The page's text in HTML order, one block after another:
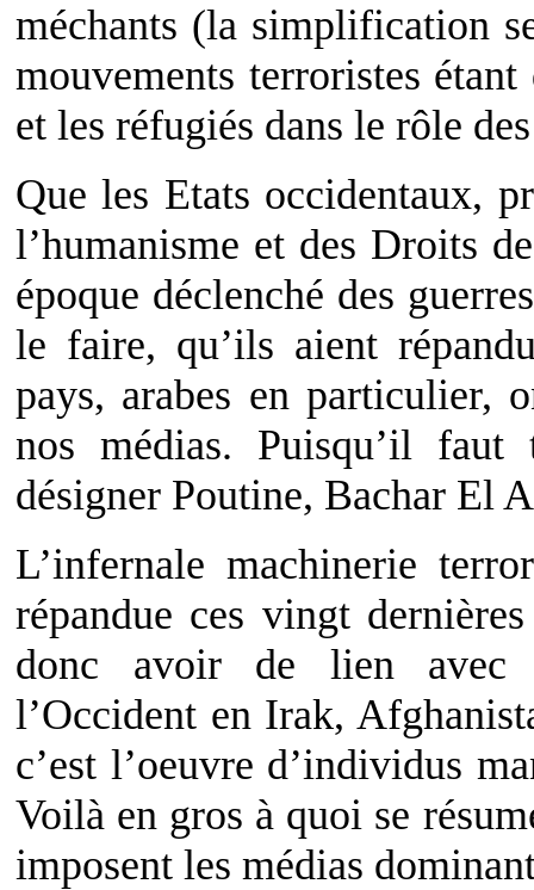
méchants (la simplification
mouvements terroristes
et les réfugiés dans le rôle
Que les Etats occidentaux,
l’humanisme et des Droits
époque déclenché des
le faire, qu’ils aient
pays, arabes en particulier,
nos médias. Puisqu’il
désigner Poutine, Bachar El
L’infernale machinerie
répandue ces vingt
donc avoir de lien avec
l’Occident en Irak,
c’est l’oeuvre d’individus
Voilà en gros à quoi se
imposent les médias